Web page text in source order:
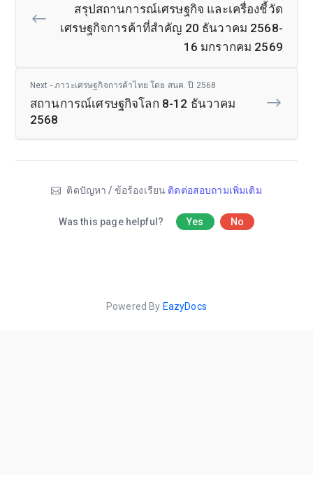
สรุปสถานการณ์เศรษฐกิจ และเครื่องชี้วัด
เศรษฐกิจการค้าที่สำคัญ 20 ธันวาคม 2568-
16 มกรากคม 2569
Next - ภาวะเศรษฐกิจการค้าไทย โดย สนค. ปี 2568
สถานการณ์เศรษฐกิจโลก 8-12 ธันวาคม
2568
ติดปัญหา / ข้อร้องเรียน ติดต่อสอบถามเพิ่มเติม
Was this page helpful? Yes No
Powered By EazyDocs